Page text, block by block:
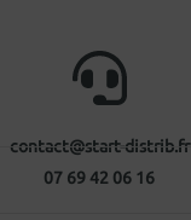
contact@start-distrib.fr
07 69 42 06 16